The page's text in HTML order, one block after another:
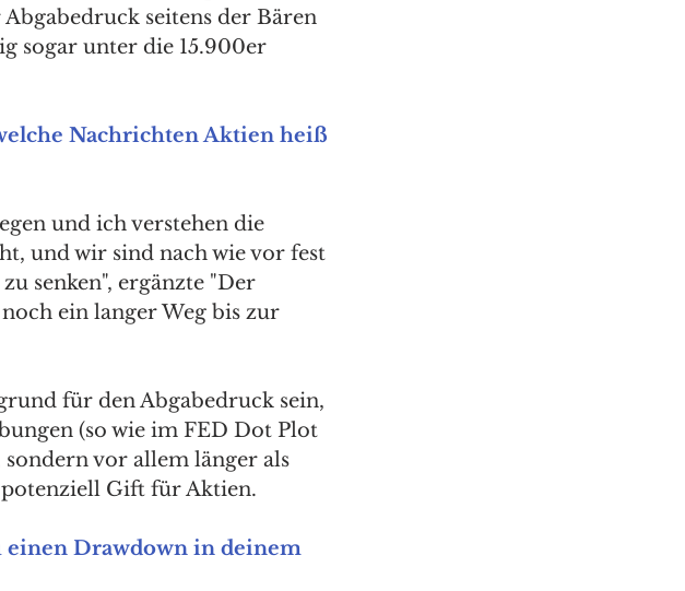
seitens der Bären
sogar unter die 15.900er
Nachrichten Aktien heiß
und ich verstehen die
und wir sind nach wie vor fest
senken", ergänzte "Der
ein langer Weg bis zur
für den Abgabedruck sein,
(so wie im FED Dot Plot
vor allem länger als
Gift für Aktien.
einen Drawdown in deinem